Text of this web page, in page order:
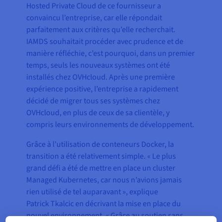
Hosted Private Cloud de ce fournisseur a
convaincu l’entreprise, car elle répondait
parfaitement aux critères qu’elle recherchait.
IAMDS souhaitait procéder avec prudence et de
manière réfléchie, c’est pourquoi, dans un premier
temps, seuls les nouveaux systèmes ont été
installés chez OVHcloud. Après une première
expérience positive, l’entreprise a rapidement
décidé de migrer tous ses systèmes chez
OVHcloud, en plus de ceux de sa clientèle, y
compris leurs environnements de développement.
Grâce à l’utilisation de conteneurs Docker, la
transition a été relativement simple. « Le plus
grand défi a été de mettre en place un cluster
Managed Kubernetes, car nous n’avions jamais
rien utilisé de tel auparavant », explique
Patrick Tkalcic en décrivant la mise en place du
nouvel environnement. « Grâce au soutien sans